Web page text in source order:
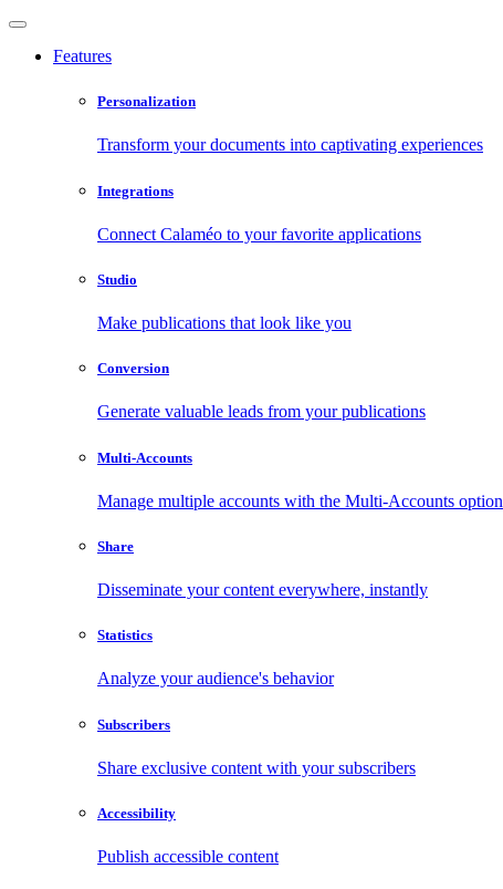
Features
Personalization
Transform your documents into captivating experiences
Integrations
Connect Calaméo to your favorite applications
Studio
Make publications that look like you
Conversion
Generate valuable leads from your publications
Multi-Accounts
Manage multiple accounts with the Multi-Accounts option
Share
Disseminate your content everywhere, instantly
Statistics
Analyze your audience's behavior
Subscribers
Share exclusive content with your subscribers
Accessibility
Publish accessible content